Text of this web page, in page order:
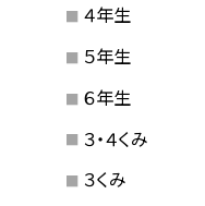
４年生
５年生
６年生
３・４くみ
３くみ